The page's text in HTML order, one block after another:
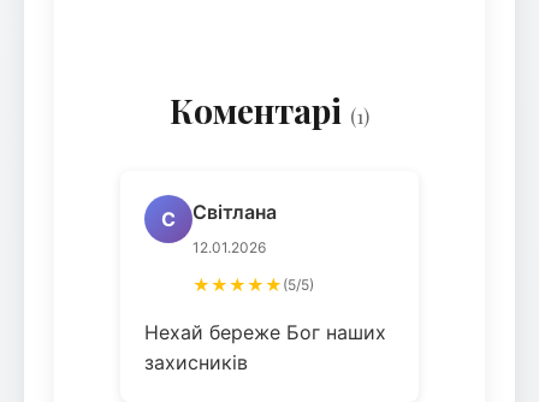
Коментарі (1)
С Світлана
12.01.2026
★★★★★ (5/5)
Нехай береже Бог наших
захисників